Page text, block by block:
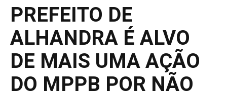
PREFEITO DE
ALHANDRA É ALVO
DE MAIS UMA AÇÃO
DO MPPB POR NÃO